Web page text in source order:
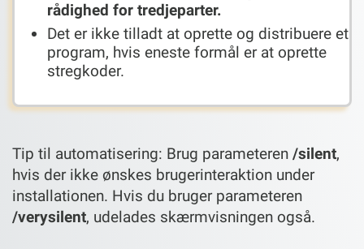
rådighed for tredjeparter.
Det er ikke tilladt at oprette og distribuere et
program, hvis eneste formål er at oprette
stregkoder.
Tip til automatisering: Brug parameteren /silent,
hvis der ikke ønskes brugerinteraktion under
installationen. Hvis du bruger parameteren
/verysilent, udelades skærmvisningen også.